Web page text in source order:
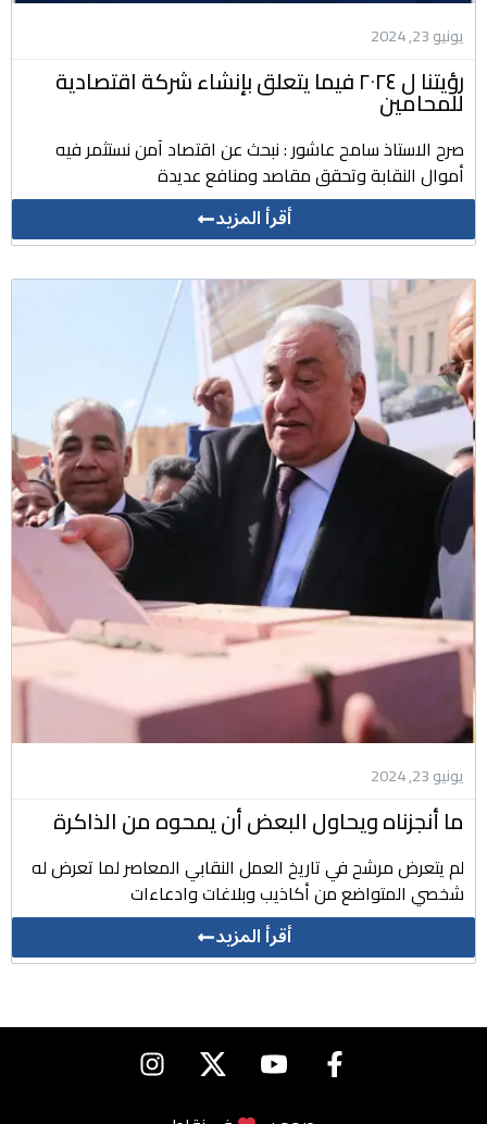
يونيو 23, 2024
رؤيتنا ل ٢٠٢٤ فيما يتعلق بإنشاء شركة اقتصادية
للمحامين
صرح الاستاذ سامح عاشور : نبحث عن اقتصاد آمن نستثمر فيه
أموال النقابة وتحقق مقاصد ومنافع عديدة
أقرأ المزيد
يونيو 23, 2024
ما أنجزناه ويحاول البعض أن يمحوه من الذاكرة
لم يتعرض مرشح في تاريخ العمل النقابي المعاصر لما تعرض له
شخصي المتواضع من أكاذيب وبلاغات وادعاءات
أقرأ المزيد